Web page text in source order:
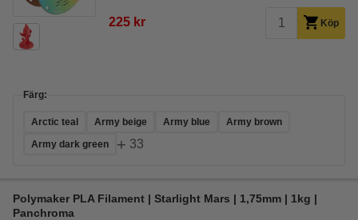
225 kr Köp
Färg:
Arctic teal Army beige Army blue
Army brown
Army dark green
+ 33
Polymaker PLA Filament | Starlight Mars | 1,75mm | 1kg |
Panchroma